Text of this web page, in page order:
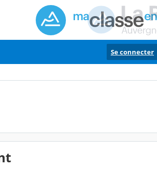
Se connecter